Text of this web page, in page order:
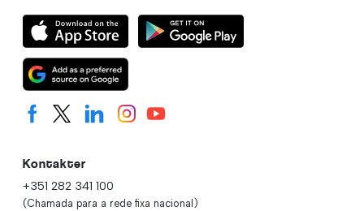
Kontakter
+351 282 341 100
(Chamada para a rede fixa nacional)